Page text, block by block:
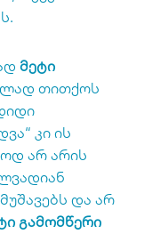
მეტი
თითქოს
კი ის
არ არის
და არ
გამომწერი